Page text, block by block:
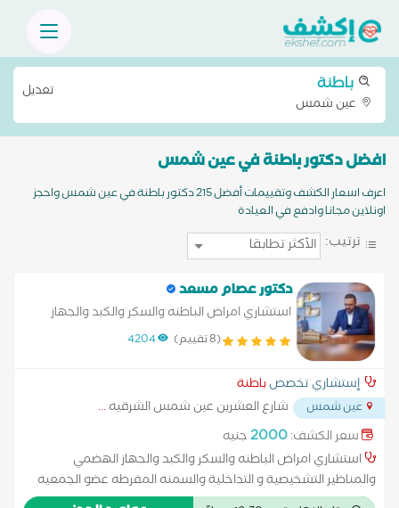
باطنة
عين شمس
تعديل
افضل دكتور باطنة في عين شمس
اعرف اسعار الكشف وتقييمات أفضل 215 دكتور باطنة في عين شمس واحجز
اونلاين مجانا وادفع في العيادة
ترتيب:
دكتور عصام مسعد
استشاري امراض الباطنه والسكر والكبد والجهاز
الهضمي والمناظير التداخلية والسمنه المفرطه
(8 تقييم) 4204
إستشاري تخصصباطنة
عين شمس شارع العشرين عين شمس الشرقيه...
سعر الكشف:2000جنيه
استشاري امراض الباطنه والسكر والكبد والجهاز الهضمي
والمناظير التشخيصية و التداخلية والسمنه المفرطه عضو الجمعيه
الامريكيه لمناظير الجهاز الهضمي عضو الجمعيه الاوربيه لامراض